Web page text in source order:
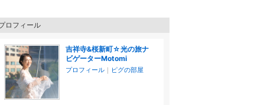
ロフィール
吉祥寺&桜新町☆光の旅ナ
ビゲーターMotomi
プロフィール ｜ ピグの部屋